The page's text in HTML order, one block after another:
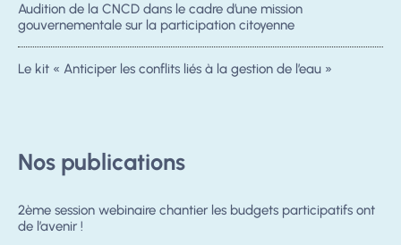
Audition de la CNCD dans le cadre d’une mission
gouvernementale sur la participation citoyenne
Le kit « Anticiper les conflits liés à la gestion de l’eau »
Nos publications
2ème session webinaire chantier les budgets participatifs ont
de l’avenir !